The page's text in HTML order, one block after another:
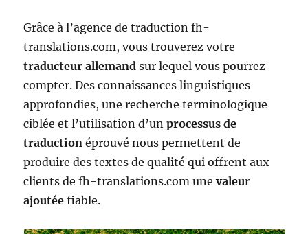
Grâce à l’agence de traduction fh-
translations.com, vous trouverez votre
traducteur allemand sur lequel vous pourrez
compter. Des connaissances linguistiques
approfondies, une recherche terminologique
ciblée et l’utilisation d’unprocessus de
traduction éprouvé nous permettent de
produire des textes de qualité qui offrent aux
clients de fh-translations.com unevaleur
ajoutée fiable.